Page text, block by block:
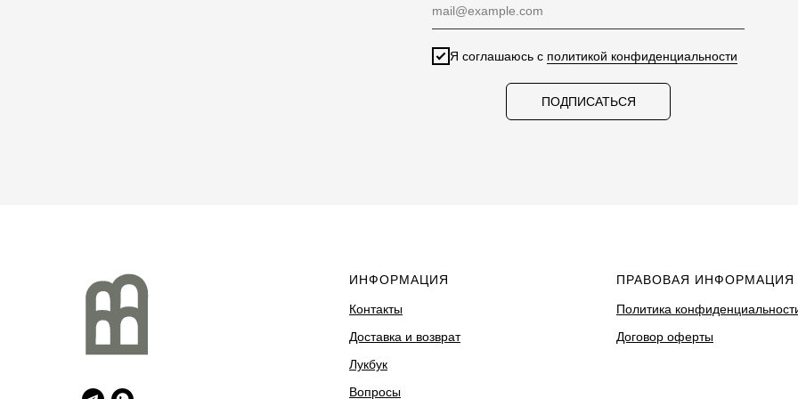
Я соглашаюсь с политикой конфиденциальности
ПОДПИСАТЬСЯ
ИНФОРМАЦИЯ
Контакты
Доставка и возврат
Лукбук
Вопросы
ПРАВОВАЯ ИНФОРМАЦИЯ
Политика
Договор оферты